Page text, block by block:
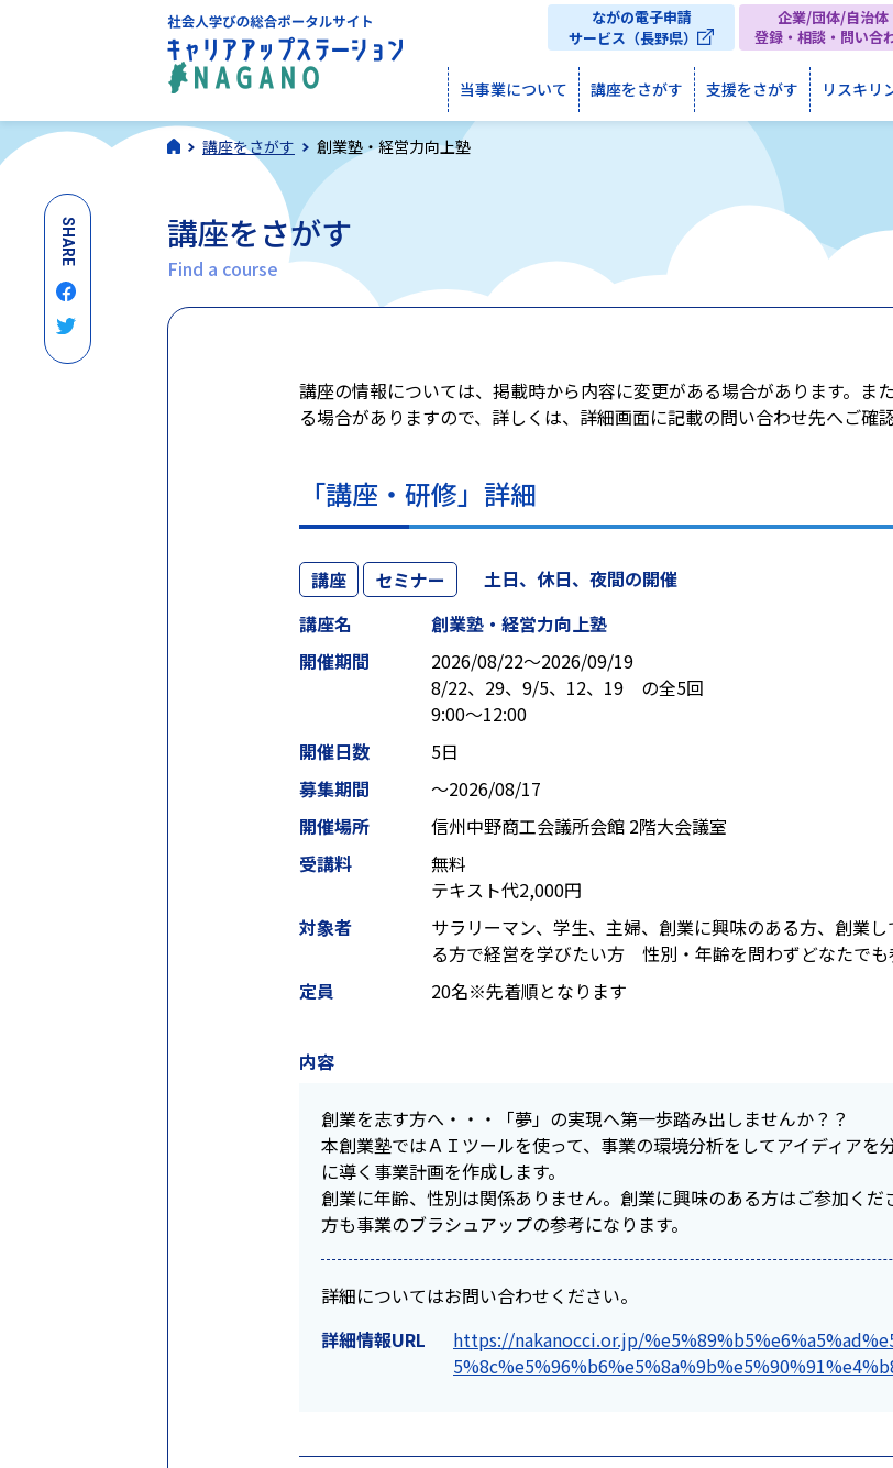
当事業について 講座をさがす 支援をさがす リスキリ
企業/団体/自治体
登録・相談・問い合
ながの電子申請
サービス（長野県）
講座をさがす 創業塾・経営力向上塾
講座をさがす
Find a course
講座の情報については、掲載時から内容に変更がある場合があります。ま
る場合がありますので、詳しくは、詳細画面に記載の問い合わせ先へご確
「講座・研修」詳細
講座 セミナー
土日、休日、夜間の開催
講座名
創業塾・経営力向上塾
開催期間
2026/08/22〜2026/09/19
8/22、29、9/5、12、19 の全5回
9:00～12:00
開催日数
5日
募集期間
〜2026/08/17
開催場所
信州中野商工会議所会館 2階大会議室
受講料
無料
テキスト代2,000円
対象者
サラリーマン、学生、主婦、創業に興味のある方、創業
る方で経営を学びたい方 性別・年齢を問わずどなたでも
定員
20名※先着順となります
内容
創業を志す方へ・・・「夢」の実現へ第一歩踏み出しませんか？？
本創業塾ではＡＩツールを使って、事業の環境分析をしてアイディアを
に導く事業計画を作成します。
創業に年齢、性別は関係ありません。創業に興味のある方はご参加く
方も事業のブラシュアップの参考になります。
詳細についてはお問い合わせください。
詳細情報URL
https://nakanocci.or.jp/
SHARE